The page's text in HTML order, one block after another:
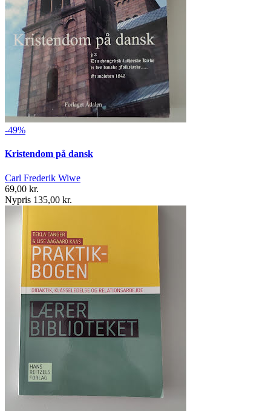
-49%
Kristendom på dansk
Carl Frederik Wiwe
69,00 kr.
Nypris 135,00 kr.